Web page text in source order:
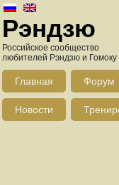
Рэндзю
Российское сообщество
любителей Рэндзю и Гомоку
Главная Форум
Новости